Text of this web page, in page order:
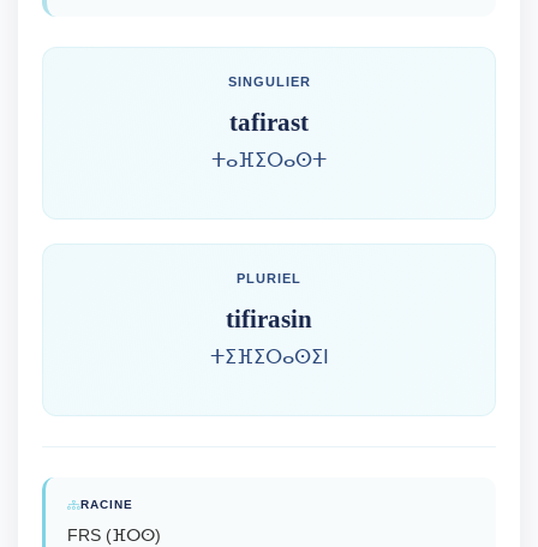
SINGULIER
tafirast
ⵜⴰⴼⵉⵔⴰⵙⵜ
PLURIEL
tifirasin
ⵜⵉⴼⵉⵔⴰⵙⵉⵏ
RACINE
FRS (ⴼⵔⵙ)